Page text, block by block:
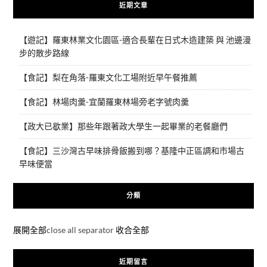
近期文章
【遊記】羅東林業文化園區-適合長輩在日式木造建築 與 池邊漫
步的散步路線
【食記】梨在角落-羅東文化工場附近早午餐推薦
【食記】林場肉羹-宜蘭羅東林場旁老字號肉羹
【政大已歇業】那些年跟著政大學生一起畢業的老餐廳們
【食記】三沙灣古早味排骨飯搬到哪？基隆中正區調和市場古
早味便當
分類
展開全部close all separator 收合全部
近期留言